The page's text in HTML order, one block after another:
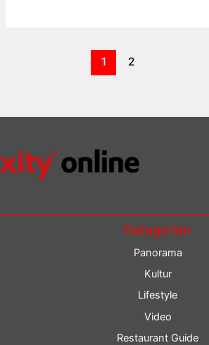
1 2
Kategorien
Panorama
Kultur
Lifestyle
Video
Restaurant Guide